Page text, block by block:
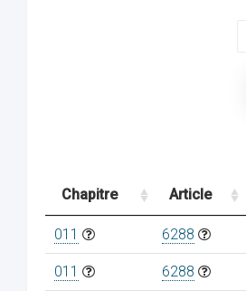
Chapitre Article
011 6288
011 6288